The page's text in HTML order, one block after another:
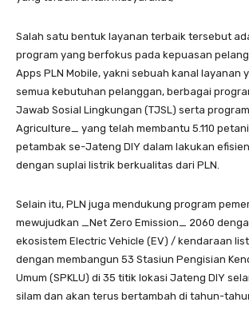
Salah satu bentuk layanan terbaik tersebut
program yang berfokus pada kepuasan
Apps PLN Mobile, yakni sebuah kanal layanan
semua kebutuhan pelanggan, berbagai
Jawab Sosial Lingkungan (TJSL) serta
Agriculture_ yang telah membantu 5.110
petambak se-Jateng DIY dalam lakukan
dengan suplai listrik berkualitas dari PLN.
Selain itu, PLN juga mendukung program
mewujudkan _Net Zero Emission_ 2060
ekosistem Electric Vehicle (EV) / kendaraan
dengan membangun 53 Stasiun Pengisian
Umum (SPKLU) di 35 titik lokasi Jateng DIY
silam dan akan terus bertambah di tahun-